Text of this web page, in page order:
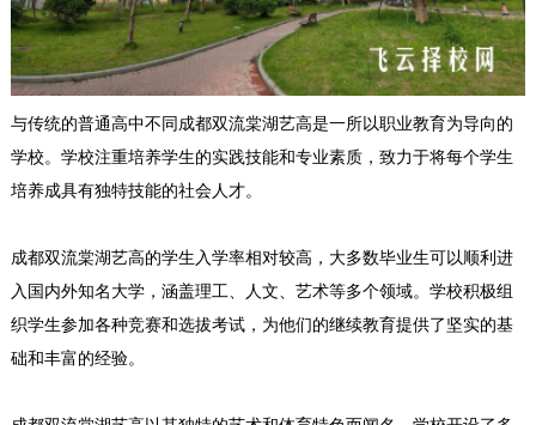
与传统的普通高中不同成都双流棠湖艺高是一所以职业教育为导向的
学校。学校注重培养学生的实践技能和专业素质，致力于将每个学生
培养成具有独特技能的社会人才。
成都双流棠湖艺高的学生入学率相对较高，大多数毕业生可以顺利进
入国内外知名大学，涵盖理工、人文、艺术等多个领域。学校积极组
织学生参加各种竞赛和选拔考试，为他们的继续教育提供了坚实的基
础和丰富的经验。